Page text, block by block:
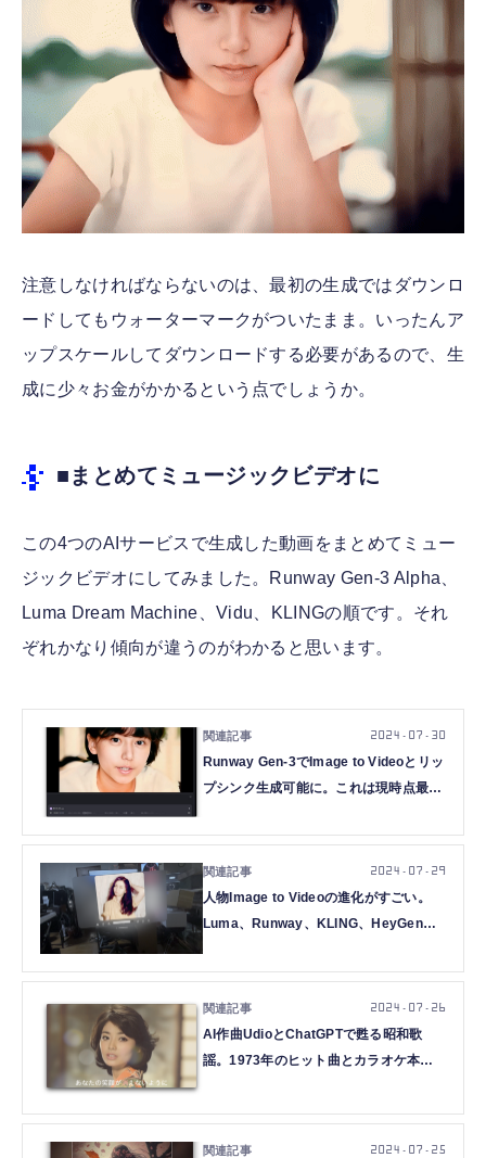
注意しなければならないのは、最初の生成ではダウンロ
ードしてもウォーターマークがついたまま。いったんア
ップスケールしてダウンロードする必要があるので、生
成に少々お金がかかるという点でしょうか。
■まとめてミュージックビデオに
この4つのAIサービスで生成した動画をまとめてミュー
ジックビデオにしてみました。Runway Gen-3 Alpha、
Luma Dream Machine、Vidu、KLINGの順です。それ
ぞれかなり傾向が違うのがわかると思います。
Runway Gen-3でImage to Videoとリッ
プシンク生成可能に。これは現時点最強
2024.07.30
人物Image to Videoの進化がすごい。
Luma、Runway、KLING、HeyGenの
ージックビデオで見る（CloseBox）
2024.07.29
AI作曲UdioとChatGPTで甦る昭和歌
謡。1973年のヒット曲とカラオケ本人
2024.07.26
2024.07.25